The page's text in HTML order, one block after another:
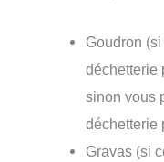
Goudron
déchetterie
sinon vous
déchetterie
Gravas (si